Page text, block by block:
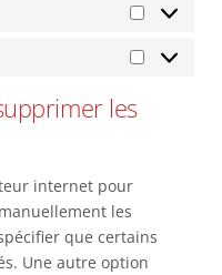
Marketing
les
internet pour
les
que certains
Une autre option